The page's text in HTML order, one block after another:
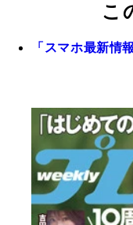
こ
「スマホ最新情報